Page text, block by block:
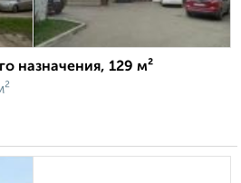
назначения, 129 м²